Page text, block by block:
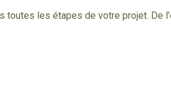
les étapes de votre projet. De